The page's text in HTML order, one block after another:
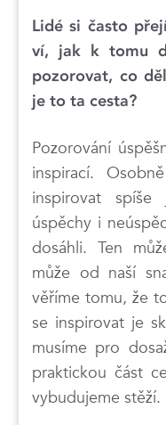
Lidé si často
ví, jak k tomu
pozorovat, co
je to ta cesta?
Pozorování
inspirací.
inspirovat spíše
úspěchy i
dosáhli. Ten
může od naší
věříme tomu, že
se inspirovat je
musíme pro
praktickou část
vybudujeme stěží.